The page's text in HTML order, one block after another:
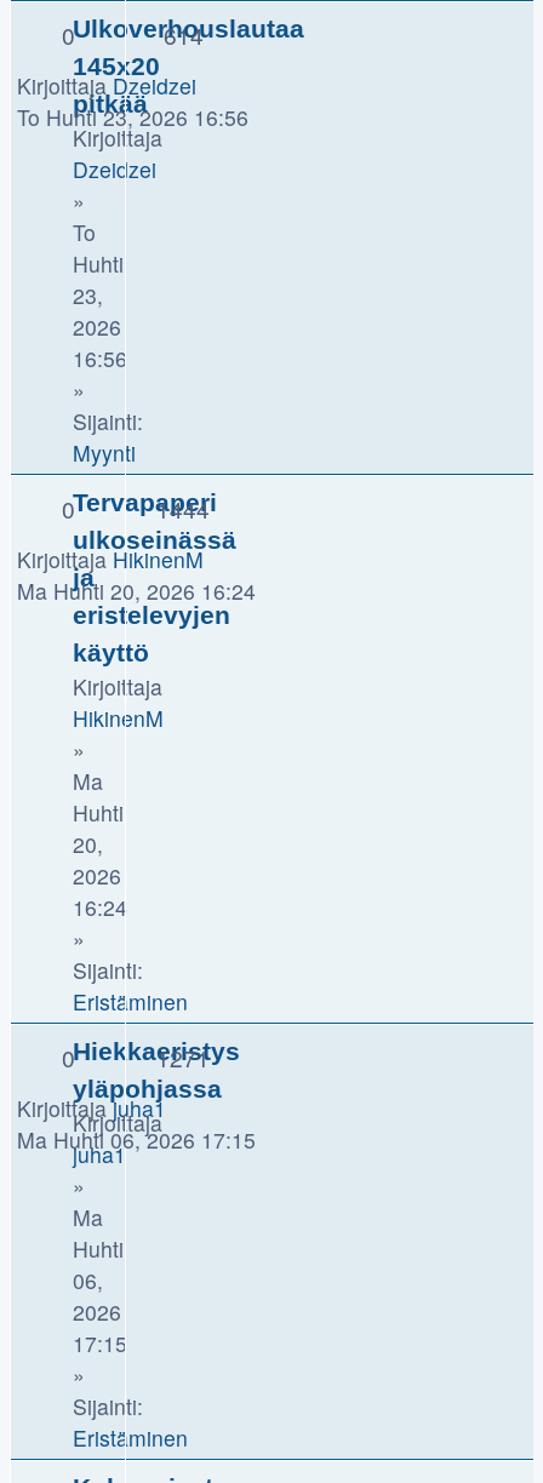
Ulkoverhouslautaa
145x20
pitkää
Kirjoittaja
Dzeidzei
»
To
Huhti
23,
2026
16:56
»
Sijainti:
Myynti
0 614
KirjoittajaDzeidzei
To Huhti 23, 2026 16:56
Tervapaperi
ulkoseinässä
ja
eristelevyjen
käyttö
Kirjoittaja
HikinenM
»
Ma
Huhti
20,
2026
16:24
»
Sijainti:
Eristäminen
0 1444
KirjoittajaHikinenM
Ma Huhti 20, 2026 16:24
Hiekkaeristys
yläpohjassa
Kirjoittaja
juha1
»
Ma
Huhti
06,
2026
17:15
»
Sijainti:
Eristäminen
0 1271
Kirjoittajajuha1
Ma Huhti 06, 2026 17:15